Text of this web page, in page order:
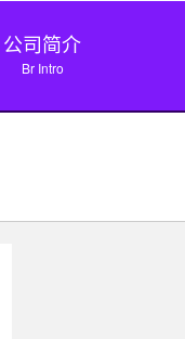
公司简介
Br Intro